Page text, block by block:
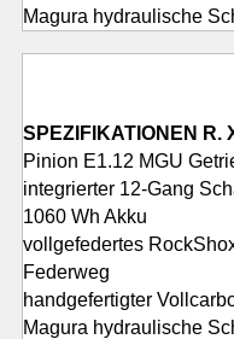
Magura hydraulische
SPEZIFIKATIONEN R.
Pinion E1.12 MGU
integrierter 12-Gang
1060 Wh Akku
vollgefedertes
Federweg
handgefertigter
Magura hydraulische